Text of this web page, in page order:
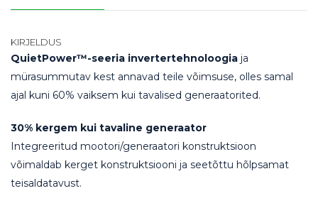
KIRJELDUS
QuietPower™-seeria invertertehnoloogia ja
mürasummutav kest annavad teile võimsuse, olles samal
ajal kuni 60% vaiksem kui tavalised generaatorited.
30% kergem kui tavaline generaator
Integreeritud mootori/generaatori konstruktsioon
võimaldab kerget konstruktsiooni ja seetõttu hõlpsamat
teisaldatavust.